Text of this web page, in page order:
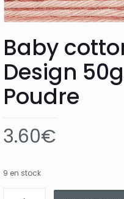
Baby
Design
Poudre
3.60€
9 en stock